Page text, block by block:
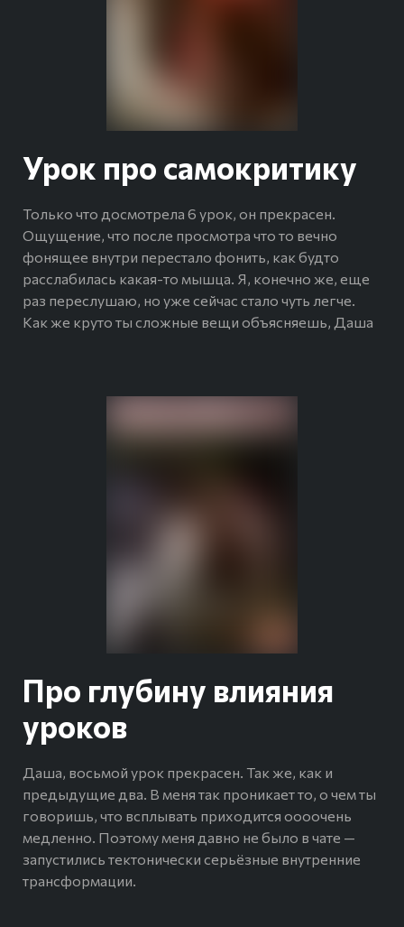
Урок про самокритику
Только что досмотрела 6 урок, он прекрасен.
Ощущение, что после просмотра что то вечно
фонящее внутри перестало фонить, как будто
расслабилась какая-то мышца. Я, конечно же, еще
раз переслушаю, но уже сейчас стало чуть легче.
Как же круто ты сложные вещи объясняешь, Даша
Про глубину влияния
уроков
Даша, восьмой урок прекрасен. Так же, как и
предыдущие два. В меня так проникает то, о чем ты
говоришь, что всплывать приходится оооочень
медленно. Поэтому меня давно не было в чате —
запустились тектонически серьёзные внутренние
трансформации.